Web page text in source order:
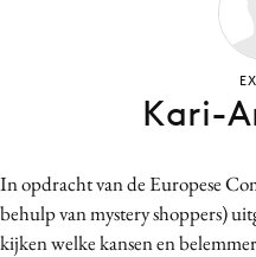
Contentmarketing
Customer Experience
Data & Insights
In opdracht van de Europese
behulp van mystery shoppers)
kijken welke kansen en
Kari-